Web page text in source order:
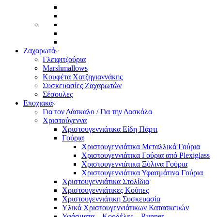
Ζαχαρωτά
Γλειφιτζούρια
Marshmallows
Κουφέτα Χατζηγιαννάκης
Συσκευασίες Ζαχαρωτών
Σέσουλες
Εποχιακά
Για τον Δάσκαλο / Για την Δασκάλα
Χριστούγεννα
Χριστουγεννιάτικα Είδη Πάρτι
Γούρια
Χριστουγεννιάτικα Μεταλλικά Γούρια
Χριστουγεννιάτικα Γούρια από Plexiglass
Χριστουγεννιάτικα Ξύλινα Γούρια
Χριστουγεννιάτικα Υφασμάτινα Γούρια
Χριστουγεννιάτικα Στολίδια
Χριστουγεννιάτικες Κούπες
Χριστουγεννιάτικη Συσκευασία
Υλικά Χριστουγεννιάτικων Κατασκευών